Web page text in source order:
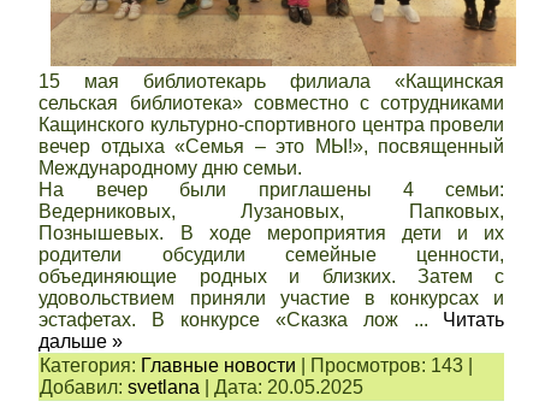
15 мая библиотекарь филиала «Кащинская
сельская библиотека» совместно с сотрудниками
Кащинского культурно-спортивного центра провели
вечер отдыха «Семья – это МЫ!», посвященный
Международному дню семьи.
На вечер были приглашены 4 семьи:
Ведерниковых, Лузановых, Папковых,
Познышевых. В ходе мероприятия дети и их
родители обсудили семейные ценности,
объединяющие родных и близких. Затем с
удовольствием приняли участие в конкурсах и
эстафетах. В конкурсе «Сказка лож ... Читать
дальше »
Категория: Главные новости Просмотров: 143
Добавил: svetlana |Дата: 20.05.2025